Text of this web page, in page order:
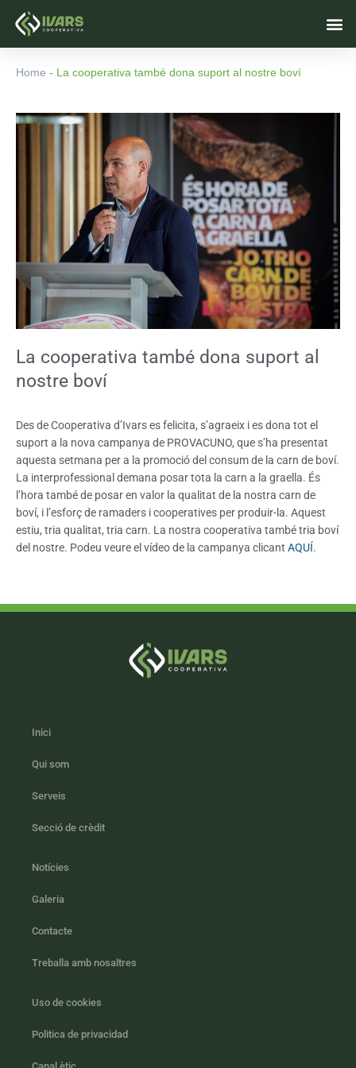
Home - La cooperativa també dona suport al nostre boví
La cooperativa també dona suport al
nostre boví
Des de Cooperativa d’Ivars es felicita, s’agraeix i es dona tot el
suport a la nova campanya de PROVACUNO, que s’ha presentat
aquesta setmana per a la promoció del consum de la carn de boví.
La interprofessional demana posar tota la carn a la graella. És
l’hora també de posar en valor la qualitat de la nostra carn de
boví, i l’esforç de ramaders i cooperatives per produir-la. Aquest
estiu, tria qualitat, tria carn. La nostra cooperativa també tria boví
del nostre. Podeu veure el vídeo de la campanya clicant AQUÍ.
Inici
Qui som
Serveis
Secció de crèdit
Notícies
Galeria
Contacte
Treballa amb nosaltres
Uso de cookies
Politica de privacidad